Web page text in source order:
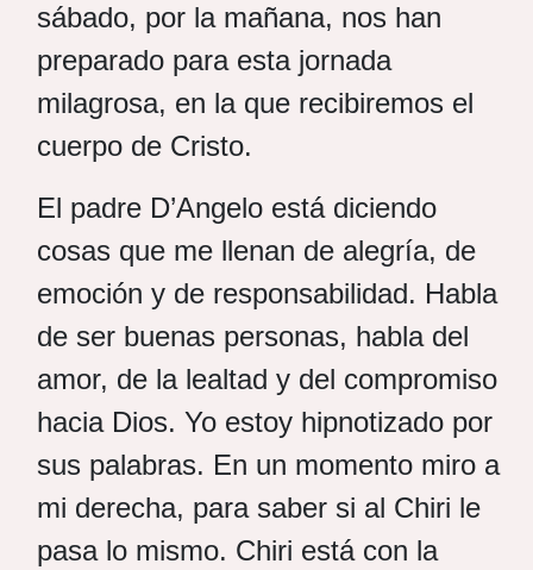
sábado, por la mañana, nos han
preparado para esta jornada
milagrosa, en la que recibiremos el
cuerpo de Cristo.
El padre D’Angelo está diciendo
cosas que me llenan de alegría, de
emoción y de responsabilidad. Habla
de ser buenas personas, habla del
amor, de la lealtad y del compromiso
hacia Dios. Yo estoy hipnotizado por
sus palabras. En un momento miro a
mi derecha, para saber si al Chiri le
pasa lo mismo. Chiri está con la